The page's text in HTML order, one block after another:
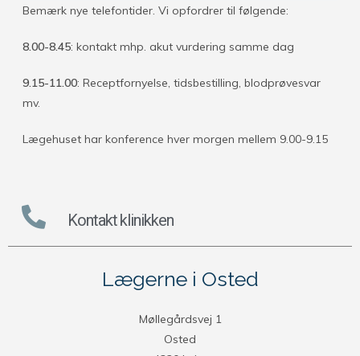
Bemærk nye telefontider. Vi opfordrer til følgende:
8.00-8.45: kontakt mhp. akut vurdering samme dag
9.15-11.00: Receptfornyelse, tidsbestilling, blodprøvesvar
mv.
Lægehuset har konference hver morgen mellem 9.00-9.15
Kontakt klinikken
Lægerne i Osted
Møllegårdsvej 1
Osted